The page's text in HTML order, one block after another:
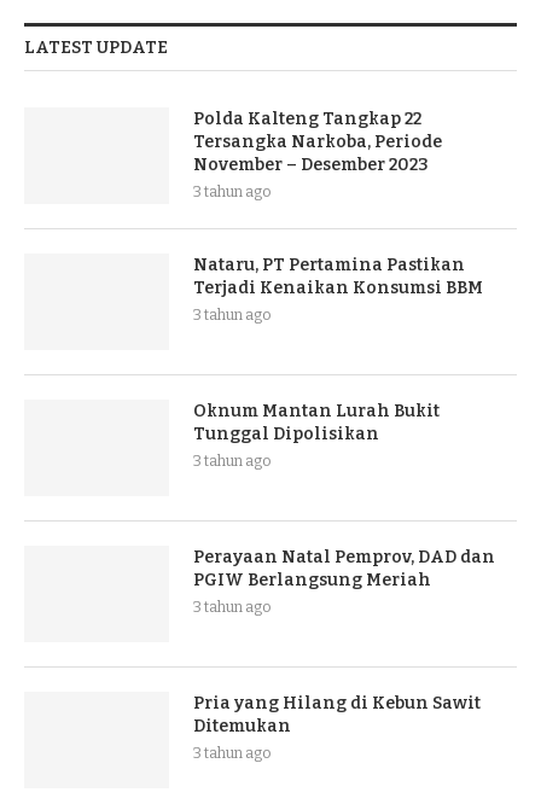
LATEST UPDATE
Polda Kalteng Tangkap 22
Tersangka Narkoba, Periode
November – Desember 2023
3 tahun ago
Nataru, PT Pertamina Pastikan
Terjadi Kenaikan Konsumsi BBM
3 tahun ago
Oknum Mantan Lurah Bukit
Tunggal Dipolisikan
3 tahun ago
Perayaan Natal Pemprov, DAD dan
PGIW Berlangsung Meriah
3 tahun ago
Pria yang Hilang di Kebun Sawit
Ditemukan
3 tahun ago